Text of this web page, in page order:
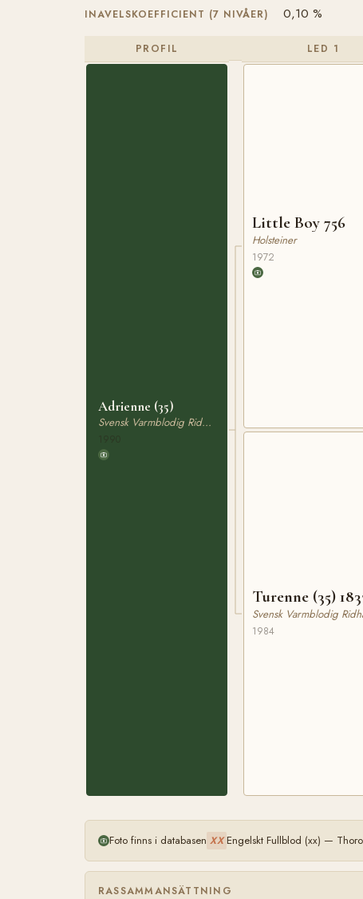
INAVELSKOEFFICIENT (7 NIVÅER) 0,10 %
PROFIL
Adrienne (35)
Svensk Varmblodig Ridhäst
LED 1
Little Boy 756
Holsteiner
1972
Turenne (35)
Svensk Varmblodig
1984
Foto finns i databasen XX Engelskt Fullblod (xx) —
RASSAMMANSÄTTNING